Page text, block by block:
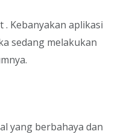
Kebanyakan aplikasi
sedang melakukan
yang berbahaya dan